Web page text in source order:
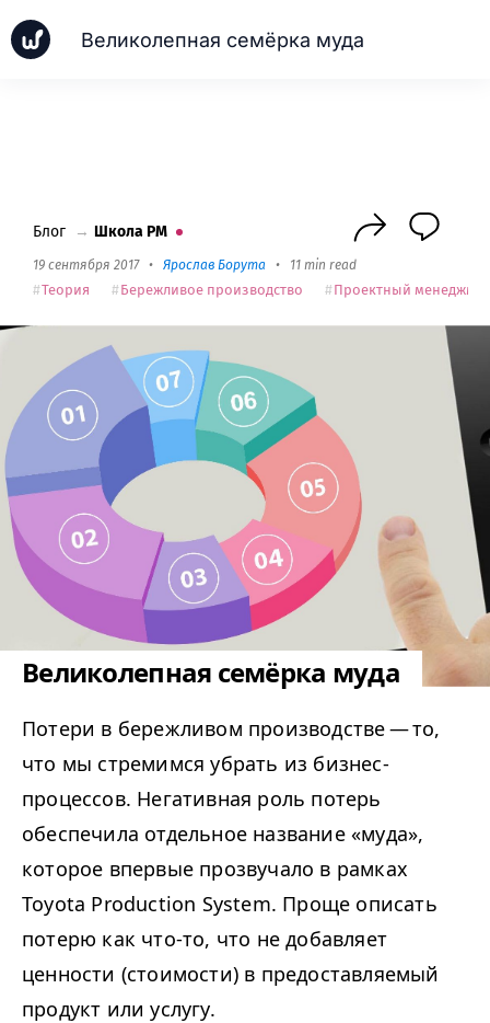
Великолепная семёрка муда
Блог → Школа PM
19 сентября 2017 • Ярослав Борута • 11 min read
Теория Бережливое производство Проектный
Великолепная семёрка муда
Потери в бережливом производстве — то,
что мы стремимся убрать из бизнес-
процессов. Негативная роль потерь
обеспечила отдельное название «муда»,
которое впервые прозвучало в рамках
Toyota Production System. Проще описать
потерю как что-то, что не добавляет
ценности (стоимости) в предоставляемый
продукт или услугу.